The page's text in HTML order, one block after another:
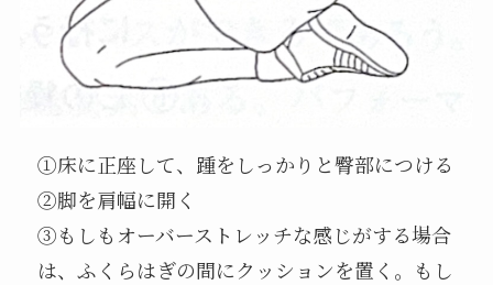
①床に正座して、踵をしっかりと臀部につける
②脚を肩幅に開く
③もしもオーバーストレッチな感じがする場合
は、ふくらはぎの間にクッションを置く。もし